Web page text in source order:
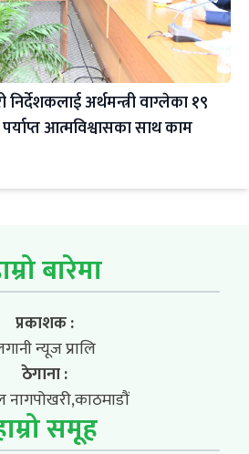
निर्देशकलाई अर्थमन्त्री वाग्लेका १९
आत्मविश्वासका साथ काम
बारेमा
प्रकाशक :
न्यूज प्रालि
ठेगाना :
समूह